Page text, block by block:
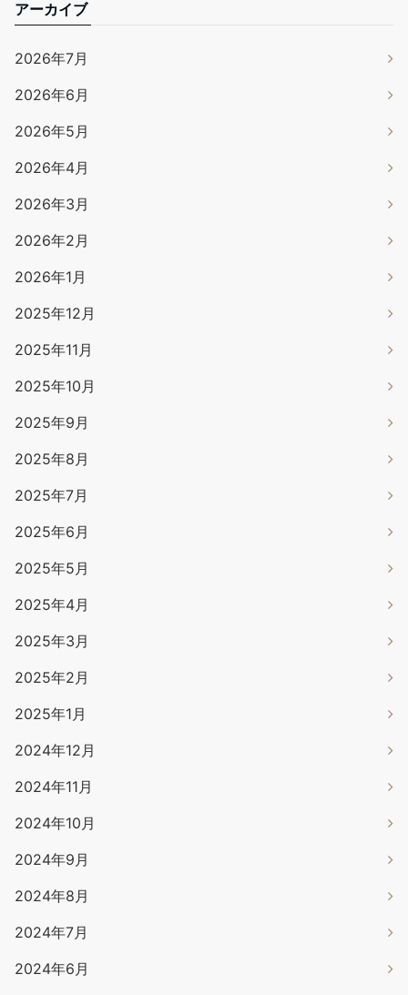
アーカイブ
2026年7月
2026年6月
2026年5月
2026年4月
2026年3月
2026年2月
2026年1月
2025年12月
2025年11月
2025年10月
2025年9月
2025年8月
2025年7月
2025年6月
2025年5月
2025年4月
2025年3月
2025年2月
2025年1月
2024年12月
2024年11月
2024年10月
2024年9月
2024年8月
2024年7月
2024年6月